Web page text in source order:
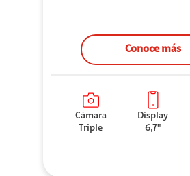
Conoce más
Cámara
Triple
Display
6,7"